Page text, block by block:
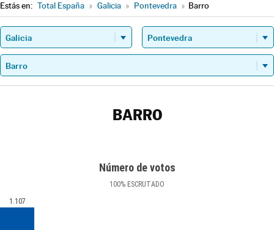
Estás en: Total España » Galicia » Pontevedra » Barro
BARRO
Número de votos
100% ESCRUTADO
1.107